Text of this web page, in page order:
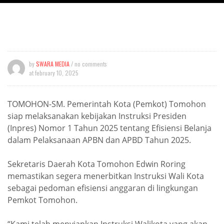
bySWARA MEDIA / no comments
atfebruary 10, 2025
TOMOHON-SM. Pemerintah Kota (Pemkot) Tomohon
siap melaksanakan kebijakan Instruksi Presiden
(Inpres) Nomor 1 Tahun 2025 tentang Efisiensi Belanja
dalam Pelaksanaan APBN dan APBD Tahun 2025.
Sekretaris Daerah Kota Tomohon Edwin Roring
memastikan segera menerbitkan Instruksi Wali Kota
sebagai pedoman efisiensi anggaran di lingkungan
Pemkot Tomohon.